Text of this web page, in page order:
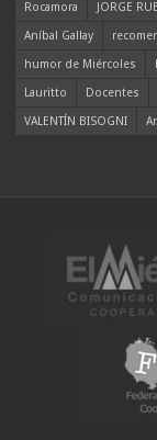
Rocamora
JORGE
Aníbal Gallay
humor de Miércoles
Lauritto
Docentes
VALENTÍN BISOGNI